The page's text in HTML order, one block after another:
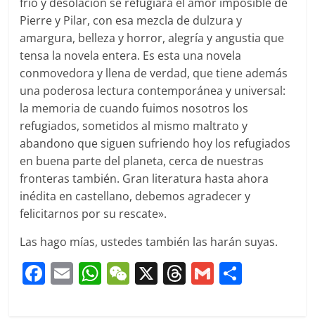
Pierre y Pilar, con esa mezcla de dulzura y
amargura, belleza y horror, alegría y angustia que
tensa la novela entera. Es esta una novela
conmovedora y llena de verdad, que tiene además
una poderosa lectura contemporánea y universal:
la memoria de cuando fuimos nosotros los
refugiados, sometidos al mismo maltrato y
abandono que siguen sufriendo hoy los refugiados
en buena parte del planeta, cerca de nuestras
fronteras también. Gran literatura hasta ahora
inédita en castellano, debemos agradecer y
felicitarnos por su rescate».
Las hago mías, ustedes también las harán suyas.
F E W W X T G